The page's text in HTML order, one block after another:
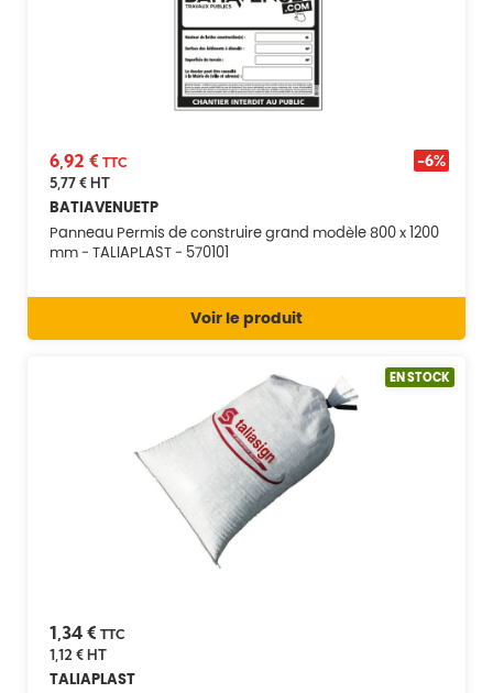
6,92 € TTC -6%
5,77 €HT
BATIAVENUETP
Panneau Permis de construire grand modèle 800 x 1200
mm - TALIAPLAST - 570101
Voir le produit
EN STOCK
1,34 € TTC
1,12 €HT
TALIAPLAST